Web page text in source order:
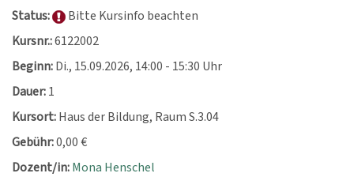
Status:
Bitte Kursinfo beachten
Kursnr.:6122002
Beginn:Di., 15.09.2026, 14:00 - 15:30 Uhr
Dauer:1
Kursort:Haus der Bildung, Raum S.3.04
Gebühr:0,00 €
Dozent/in:Mona Henschel